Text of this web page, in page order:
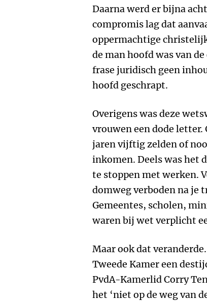
Daarna werd er bijna
compromis lag dat
oppermachtige
de man hoofd was van
frase juridisch geen
hoofd geschrapt.
Overigens was deze
vrouwen een dode
jaren vijftig zelden of
inkomen. Deels was het
te stoppen met werken.
domweg verboden na je
Gemeentes, scholen,
waren bij wet verplicht
Maar ook dat
Tweede Kamer een
PvdA-Kamerlid Corry
het ‘niet op de weg van